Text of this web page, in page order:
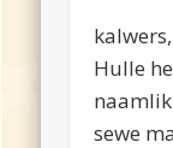
Hulle
naamlik
sewe